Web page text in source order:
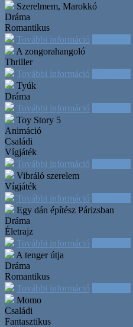
Szerelmem, Marokkó
Dráma
Romantikus
További információ
A zongorahangoló
Thriller
További információ
Tyúk
Dráma
További információ
Toy Story 5
Animáció
Családi
Vígjáték
További információ
Vibráló szerelem
Vígjáték
További információ
Egy dán építész Párizsban
Dráma
Életrajz
További információ
A tenger útja
Dráma
Romantikus
További információ
Momo
Családi
Fantasztikus